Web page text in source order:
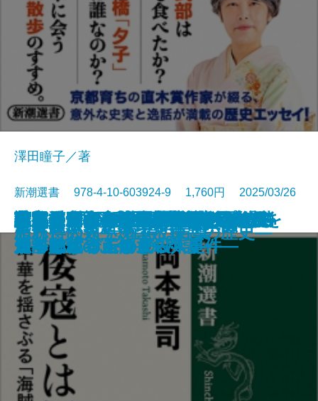
南方抑留─日本軍兵士、もう一つ
の悲劇─
謎とき村上春樹─「夢分析」から
見える物語の世界─
天気のからくり
アメリカの新右翼─トランプを生
み出した思想家たち─
外務官僚たちの大東亜共栄圏
荷風の昭和 前篇─関東大震災か
ら日米開戦まで─
荷風の昭和 後篇─偏奇館焼亡か
ら最期の日まで─
日本政治思想史
中国皇帝の条件─後継者はいかに
選ばれたか─
京都の歩き方─歴史小説家50の視
点─
澤田瞳子／著
新潮選書 978-4-10-603924-9 1,760円 2025/03/26
倭寇とは何か―中華を揺さぶる
「海賊」の正体―
謎ときエドガー・アラン・ポー―
知られざる未解決殺人事件―
忘れ得ぬ人 忘れ得ぬ言葉
脂肪と人類―渇望と嫌悪の歴史―
皇室とメディア―「権威」と「消
費」をめぐる一五〇年史―
ロベスピエール―民主主義を信じ
た「独裁者」―
蔦屋重三郎―江戸の反骨メディア
王―
謎とき百人一首―和歌から見える
日本文化のふしぎ―
大統領たちの五〇年史―フォード
からバイデンまで―
教養としての上級語彙2―日本語を
豊かにするための270語―